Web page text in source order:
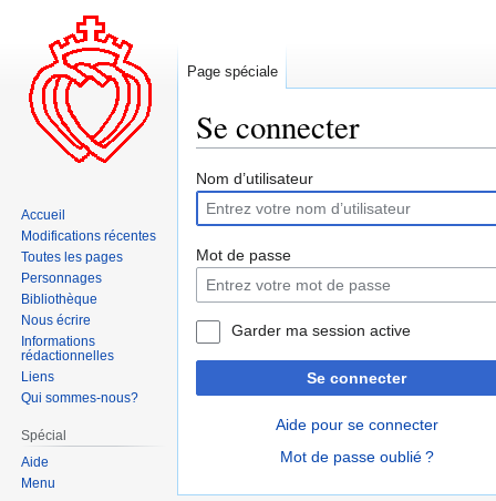
Se connecter
Aller
la
navigation
Aller
la
recherche
Nom d’utilisateur
Mot de passe
Garder ma session active
Se connecter
Aide pour se connecter
Mot de passe oublié ?
Page spéciale
Accueil
Modifications récentes
Toutes les pages
Personnages
Bibliothèque
Nous écrire
Informations
rédactionnelles
Liens
Qui sommes-nous?
Spécial
Aide
Menu